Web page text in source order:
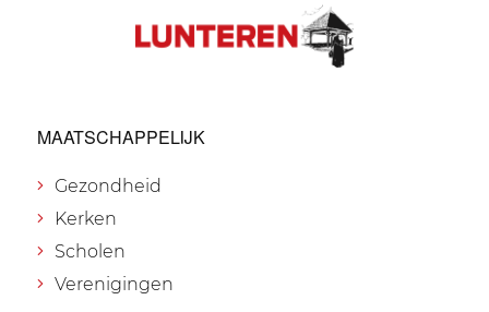
MAATSCHAPPELIJK
Gezondheid
Kerken
Scholen
Verenigingen